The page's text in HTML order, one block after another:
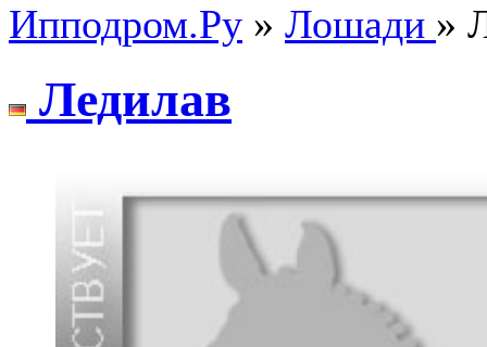
Ипподром.Ру » Лошади »
Ледилав